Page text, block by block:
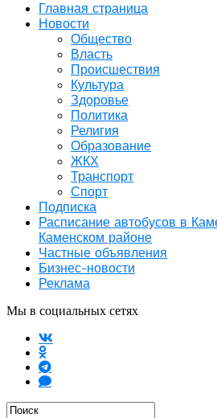
Главная страница
Новости
Общество
Власть
Происшествия
Культура
Здоровье
Политика
Религия
Образование
ЖКХ
Транспорт
Спорт
Подписка
Расписание автобусов в
Каменском районе
Частные объявления
Бизнес-новости
Реклама
Мы в социальных сетях